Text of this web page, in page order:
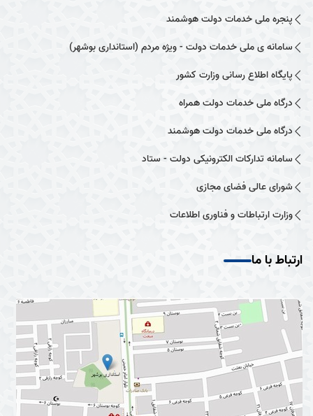
پنجره ملی خدمات دولت هوشمند
سامانه ی ملی خدمات دولت - ویژه مردم (استانداری بوشهر)
پایگاه اطلاع رسانی وزارت کشور
درگاه ملی خدمات دولت همراه
درگاه ملی خدمات دولت هوشمند
سامانه تدارکات الکترونیکی دولت - ستاد
شورای عالی فضای مجازی
وزارت ارتباطات و فناوری اطلاعات
ارتباط با ما